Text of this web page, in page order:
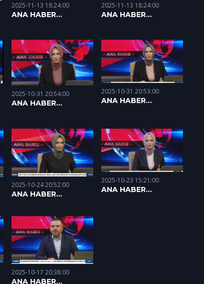
2025-11-13 18:24:00
ANA HABER
2025-11-13 18:24:00
ANA HABER
2025-10-31 20:54:00
ANA HABER
2025-10-31 20:53:00
ANA HABER
2025-10-24 20:52:00
ANA HABER
2025-10-23 15:21:00
ANA HABER
2025-10-17 20:38:00
ANA HABER